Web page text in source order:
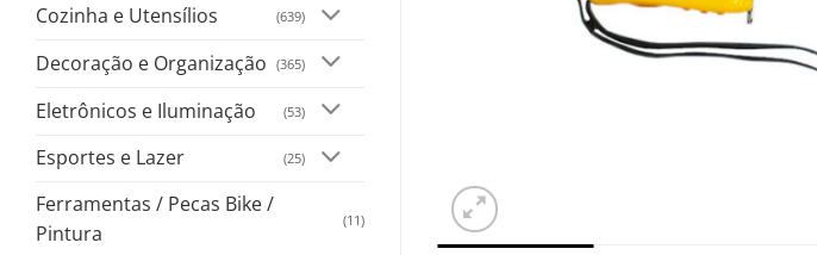
Cozinha e Utensílios (639)
Decoração e Organização (365)
Eletrônicos e Iluminação (53)
Esportes e Lazer (25)
Ferramentas / Pecas Bike /
Pintura
(11)